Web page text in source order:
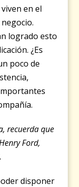
en el
logrado esto
¿Es
poco de
recuerda que
Ford,
.
disponer